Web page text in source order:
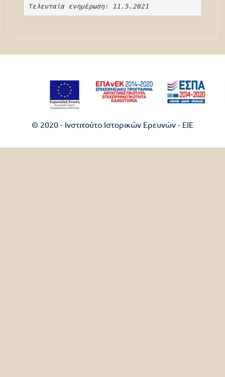
Τελευταία ενημέρωση: 11.5.2021
© 2020 - Ινστιτούτο Ιστορικών Ερευνών - EIE